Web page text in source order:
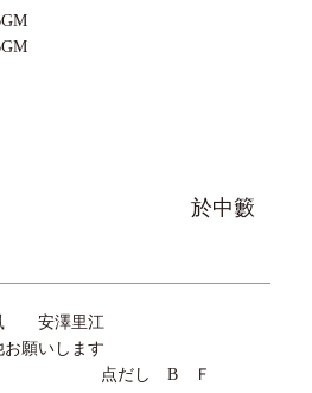
中籔
安澤里江
いします
だし BＦ